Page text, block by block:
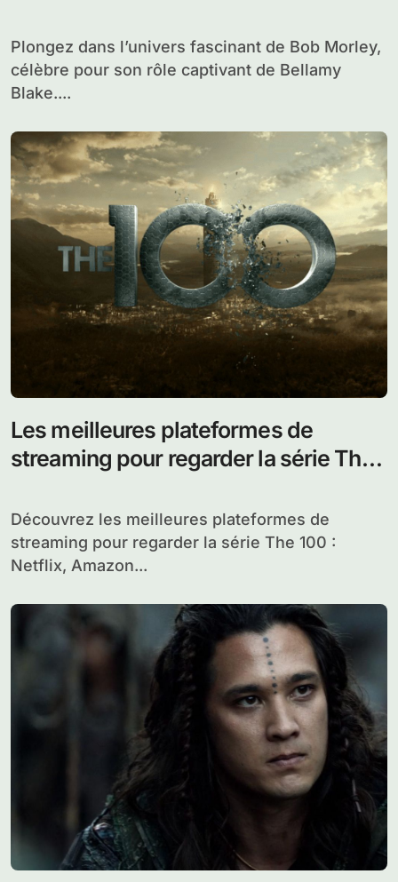
Plongez dans l’univers fascinant de Bob Morley,
célèbre pour son rôle captivant de Bellamy
Blake....
Les meilleures plateformes de
streaming pour regarder la série The
Découvrez les meilleures plateformes de
streaming pour regarder la série The 100 :
Netflix, Amazon...